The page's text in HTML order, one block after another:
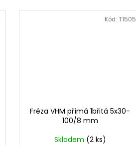
Fréza VHM přímá 1břitá 5x30-
100/8 mm
Skladem (2 ks)
Kód: T1505